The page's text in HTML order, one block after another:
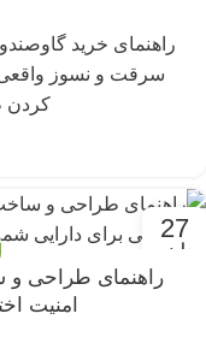
سرقت و نسوز واقعی
کردن
27
مارس
راهنمای طراحی
امنیت